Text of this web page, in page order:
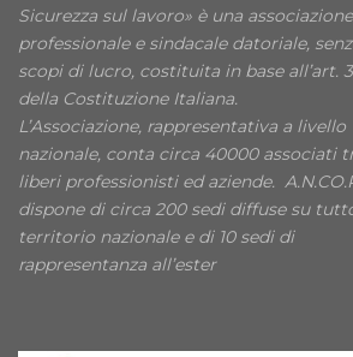
Sicurezza sul lavoro» è una associazione
professionale e sindacale datoriale,
scopi di lucro, costituita in base all’art.
della Costituzione Italiana.
L’Associazione, rappresentativa a livello
nazionale, conta circa 40000 associati
liberi professionisti ed aziende.
dispone di circa 200 sedi diffuse su
territorio nazionale e di 10 sedi di
rappresentanza all’ester